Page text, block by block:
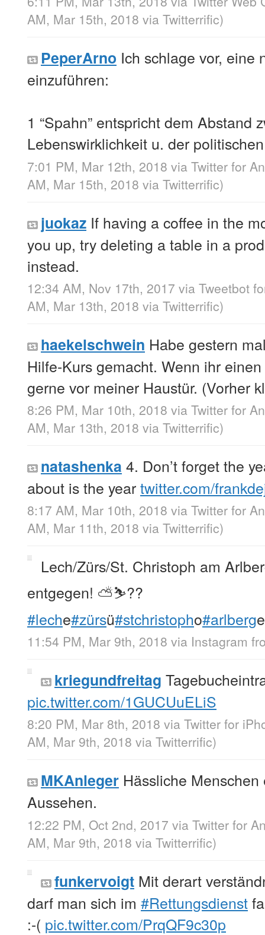
AM, Mar 15th, 2018 via Twitterrific)
PeperArno Ich schlage vor, eine
einzuführen:
1 “Spahn” entspricht dem Abstand
Lebenswirklichkeit u. der
7:01 PM, Mar 12th, 2018 via Twitter for
AM, Mar 15th, 2018 via Twitterrific)
juokaz If having a coffee in the
you up, try deleting a table in a
instead.
12:34 AM, Nov 17th, 2017 via Tweetbot
AM, Mar 13th, 2018 via Twitterrific)
haekelschwein Habe gestern
Hilfe-Kurs gemacht. Wenn ihr
gerne vor meiner Haustür. (Vorher
8:26 PM, Mar 10th, 2018 via Twitter for
AM, Mar 13th, 2018 via Twitterrific)
natashenka 4. Don’t forget the
about is the yeartwitter.com/
8:17 AM, Mar 10th, 2018 via Twitter for
AM, Mar 11th, 2018 via Twitterrific)
Lech/Zürs/St. Christoph am
entgegen! ⛅️⛷??
#leche#zürsü#stchristopho#arlberg
11:54 PM, Mar 9th, 2018 via Instagram
kriegundfreitag
pic.twitter.com/1GUCUuELiS
8:20 PM, Mar 8th, 2018 via Twitter for
AM, Mar 9th, 2018 via Twitterrific)
MKAnleger Hässliche
Aussehen.
12:22 PM, Oct 2nd, 2017 via Twitter for
AM, Mar 9th, 2018 via Twitterrific)
funkervoigt Mit derart
darf man sich im #Rettungsdienst
:-( pic.twitter.com/PrqQF9c30p